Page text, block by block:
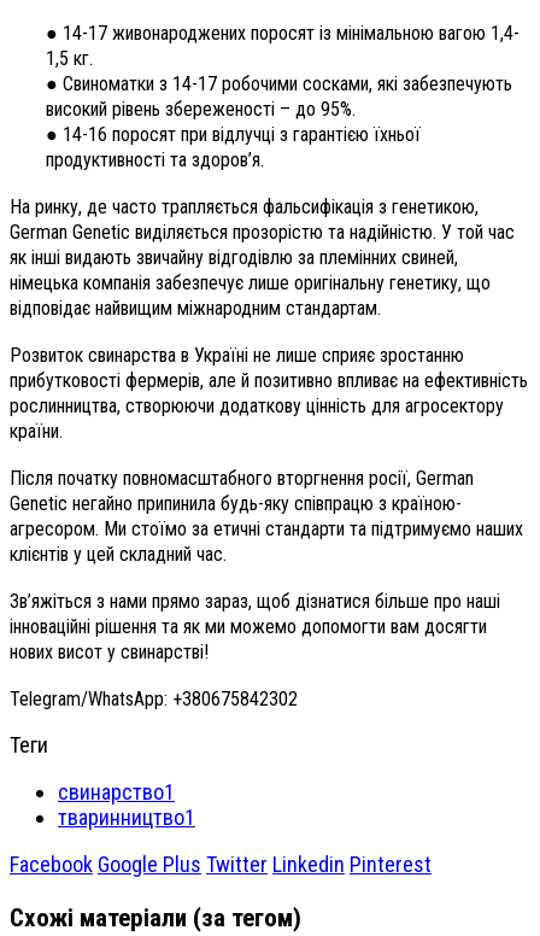
● 14-17 живонароджених поросят із мінімальною вагою 1,4-
1,5 кг.
● Свиноматки з 14-17 робочими сосками, які забезпечують
високий рівень збереженості – до 95%.
● 14-16 поросят при відлучці з гарантією їхньої
продуктивності та здоров’я.
На ринку, де часто трапляється фальсифікація з генетикою,
German Genetic виділяється прозорістю та надійністю. У той час
як інші видають звичайну відгодівлю за племінних свиней,
німецька компанія забезпечує лише оригінальну генетику, що
відповідає найвищим міжнародним стандартам.
Розвиток свинарства в Україні не лише сприяє зростанню
прибутковості фермерів, але й позитивно впливає на ефективність
рослинництва, створюючи додаткову цінність для агросектору
країни.
Після початку повномасштабного вторгнення росії, German
Genetic негайно припинила будь-яку співпрацю з країною-
агресором. Ми стоїмо за етичні стандарти та підтримуємо наших
клієнтів у цей складний час.
Зв’яжіться з нами прямо зараз, щоб дізнатися більше про наші
інноваційні рішення та як ми можемо допомогти вам досягти
нових висот у свинарстві!
Telegram/WhatsApp: +380675842302
Теги
свинарство1
тваринництво1
Facebook Google Plus Twitter Linkedin Pinterest
Схожі матеріали (за тегом)